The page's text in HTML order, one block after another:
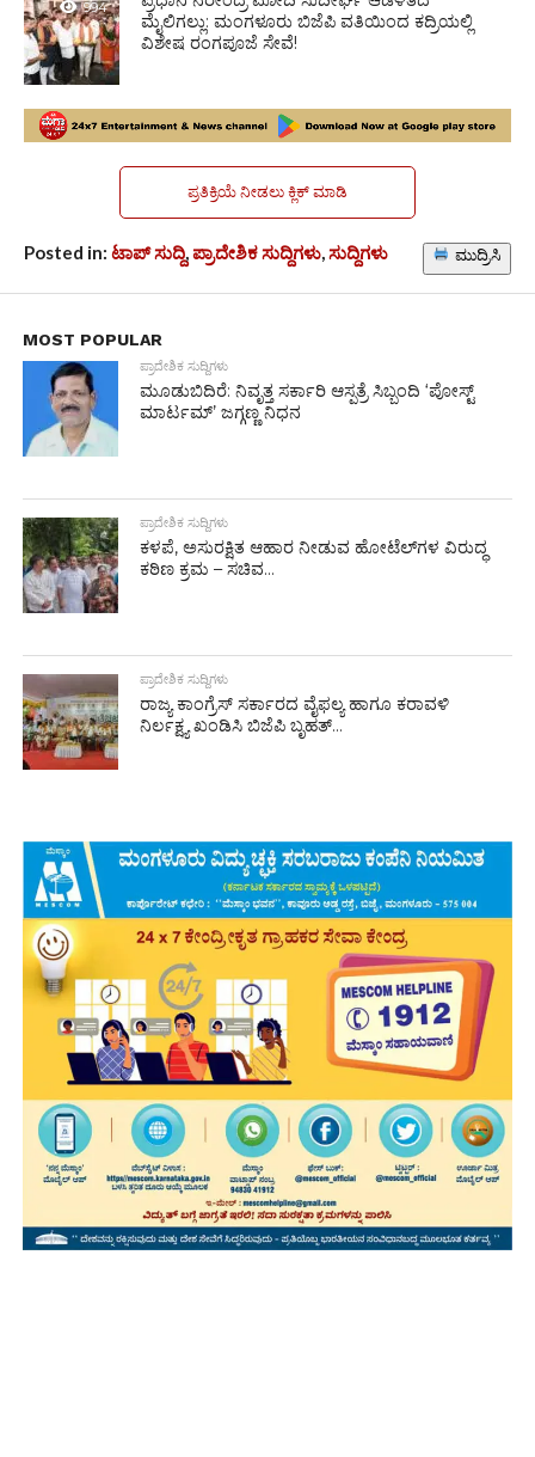
994
ಮೈಲಿಗಲ್ಲು: ಮಂಗಳೂರು ಬಿಜೆಪಿ ವತಿಯಿಂದ ಕದ್ರಿಯಲ್ಲಿ
ವಿಶೇಷ ರಂಗಪೂಜೆ ಸೇವೆ!
ಪ್ರತಿಕ್ರಿಯೆ ನೀಡಲು ಕ್ಲಿಕ್ ಮಾಡಿ
Posted in: ಟಾಪ್ ಸುದ್ದಿ,ಪ್ರಾದೇಶಿಕ ಸುದ್ದಿಗಳು,ಸುದ್ದಿಗಳು ಮುದ್ರಿಸಿ
MOST POPULAR
ಪ್ರಾದೇಶಿಕ ಸುದ್ದಿಗಳು
ಮೂಡುಬಿದಿರೆ: ನಿವೃತ್ತ ಸರ್ಕಾರಿ ಆಸ್ಪತ್ರೆ ಸಿಬ್ಬಂದಿ ‘ಪೋಸ್ಟ್
ಮಾರ್ಟಮ್’ ಜಗ್ಗಣ್ಣ ನಿಧನ
ಪ್ರಾದೇಶಿಕ ಸುದ್ದಿಗಳು
ಕಳಪೆ, ಅಸುರಕ್ಷಿತ ಆಹಾರ ನೀಡುವ ಹೋಟೆಲ್‌ಗಳ ವಿರುದ್ಧ
ಕಠಿಣ ಕ್ರಮ – ಸಚಿವ...
ಪ್ರಾದೇಶಿಕ ಸುದ್ದಿಗಳು
ರಾಜ್ಯ ಕಾಂಗ್ರೆಸ್ ಸರ್ಕಾರದ ವೈಫಲ್ಯ ಹಾಗೂ ಕರಾವಳಿ
ನಿರ್ಲಕ್ಷ್ಯ ಖಂಡಿಸಿ ಬಿಜೆಪಿ ಬೃಹತ್...